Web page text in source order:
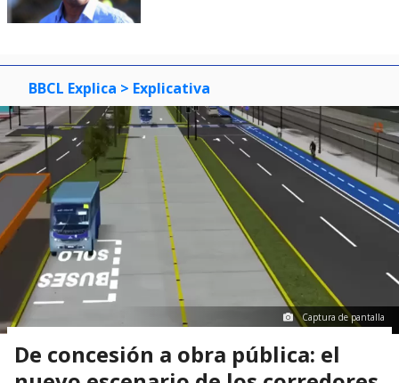
BBCL Explica > Explicativa
Captura de pantalla
De concesión a obra pública: el